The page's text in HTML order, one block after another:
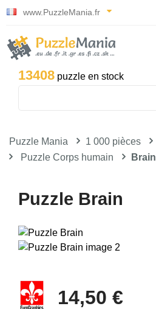
www.PuzzleMania.fr
13408 puzzle en stock
Puzzle Mania 1 000 pièces
Puzzle Corps humain
Brain
Puzzle Brain
14,50 €